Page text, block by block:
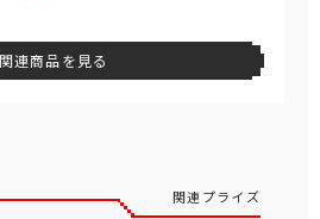
関連商品を見る
関連プライズ